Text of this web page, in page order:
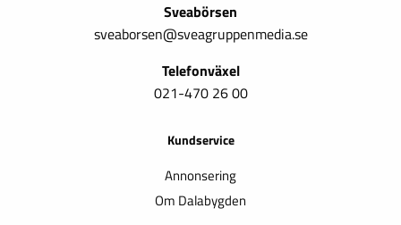
Sveabörsen
sveaborsen@sveagruppenmedia.se
Telefonväxel
021-470 26 00
Kundservice
Annonsering
Om Dalabygden